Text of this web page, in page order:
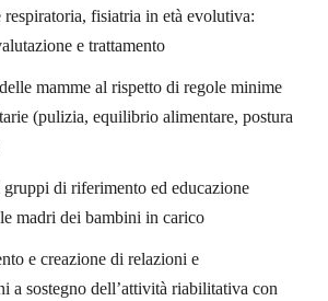
fisiatria in età evolutiva:
e trattamento
mamme al rispetto di regole minime
(pulizia, equilibrio alimentare, postura
gruppi di riferimento ed educazione
madri dei bambini in carico
e creazione di relazioni e
a sostegno dell’attività riabilitativa con